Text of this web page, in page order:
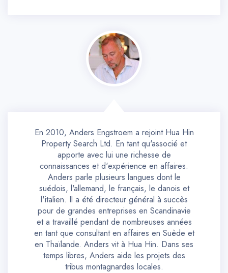
En 2010, Anders Engstroem a rejoint Hua Hin
Property Search Ltd. En tant qu'associé et
apporte avec lui une richesse de
connaissances et d'expérience en affaires.
Anders parle plusieurs langues dont le
suédois, l'allemand, le français, le danois et
l'italien. Il a été directeur général à succès
pour de grandes entreprises en Scandinavie
et a travaillé pendant de nombreuses années
en tant que consultant en affaires en Suède et
en Thaïlande. Anders vit à Hua Hin. Dans ses
temps libres, Anders aide les projets des
tribus montagnardes locales.